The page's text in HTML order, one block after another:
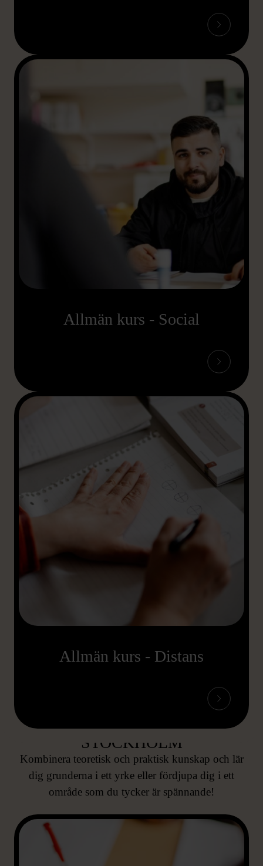
Allmän kurs - Social
Allmän kurs - Distans
PROFILKURSER PÅ VÅR
FOLKHÖGSKOLA I
STOCKHOLM
Kombinera teoretisk och praktisk kunskap och lär
dig grunderna i ett yrke eller fördjupa dig i ett
område som du tycker är spännande!